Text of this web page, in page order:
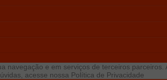
e em serviços de terceiros
acesse nossa Política de Privacidade